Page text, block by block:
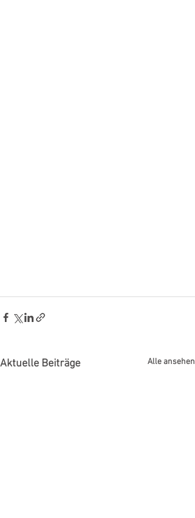
Aktuelle Beiträge Alle ansehen